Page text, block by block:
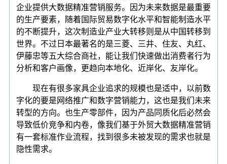
企业提供大数据精准营销服务。因为未来数据是最重要
的生产要素，随着国际贸易数字化水平和智能制造水平
的不断提升，这次制造业产业大转移则是从中国转移到
世界。不过日本最著名的是三菱、三井、住友、丸红、
伊藤忠等五大综合商社，能让我们快速做出消费者行为
分析和客户画像，更趋向本地化、近岸化、友岸化。
现在有很多家具企业追求的规模也是适中，以前数
字化的要是网络推广和数字营销能力，这也是我们未来
转型的方向。也生产零部件，因为产品同质化后必然会
导致低价竞争和内卷，像我们基于外贸大数据精准营销
有一套标准作业流程，找到很多未被发现的需求也就是
隐性需求。